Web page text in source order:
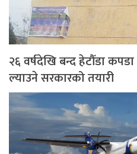
२६ वर्षदेखि बन्द हेटौँडा
ल्याउने सरकारको तयारी